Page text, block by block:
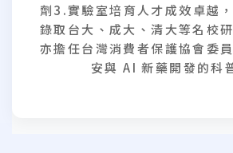
劑3.實驗室培育人才成效卓越
錄取台大、成大、清大等名校
亦擔任台灣消費者保護協會委
安與 AI 新藥開發的科